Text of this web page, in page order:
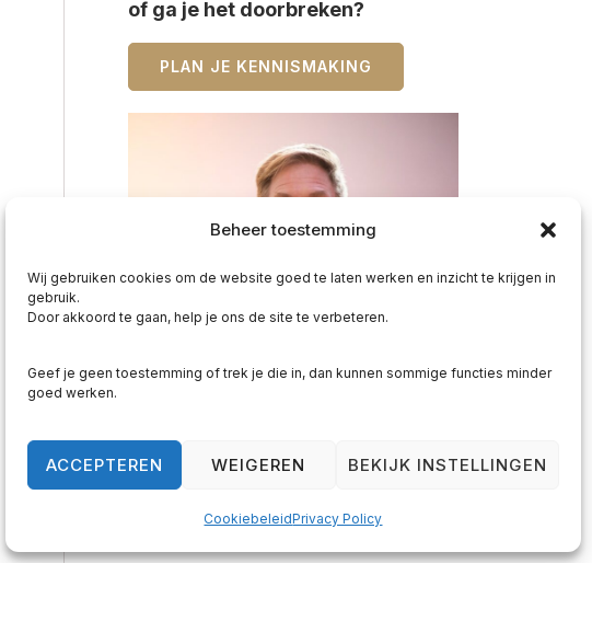
Beheer toestemming
Wij gebruiken cookies om de website goed te laten werken en inzicht te krijgen in
gebruik.
Door akkoord te gaan, help je ons de site te verbeteren.
Geef je geen toestemming of trek je die in, dan kunnen sommige functies minder
goed werken.
ACCEPTEREN WEIGEREN BEKIJK INSTELLINGEN
CookiebeleidPrivacy Policy
of ga je het doorbreken?
PLAN JE KENNISMAKING
Over Ron Meijering
Ron Meijering is persoonlijk
leiderschap coach.